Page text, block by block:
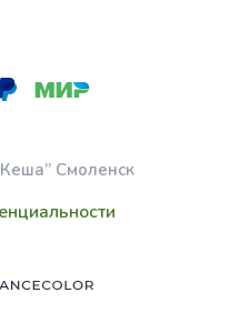
Смоленск